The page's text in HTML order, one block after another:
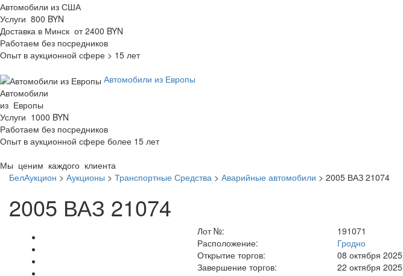
Автомобили из США
Услуги 800 BYN
Доставка в Минск от 2400 BYN
Работаем без посредников
Опыт в аукционной сфере > 15 лет
Автомобили из Европы
Автомобили
из Европы
Услуги 1000 BYN
Работаем без посредников
Опыт в аукционной сфере более 15 лет
Мы ценим каждого клиента
БелАукцион > Аукционы > Транспортные Средства > Аварийные автомобили > 2005 ВАЗ 21074
2005 ВАЗ 21074
Лот №:
191071
Расположение:
Гродно
Открытие торгов:
08 октября 2025
Завершение торгов:
22 октября 2025